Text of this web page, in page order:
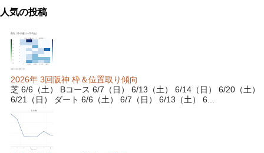
人気の投稿
2026年 3回阪神 枠＆位置取り傾向
芝 6/6（土） Bコース 6/7（日） 6/13（土） 6/14（日） 6/20（土）
6/21（日） ダート 6/6（土） 6/7（日） 6/13（土） 6...